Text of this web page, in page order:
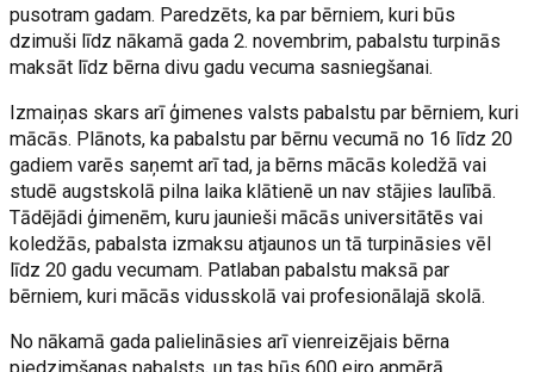
pusotram gadam. Paredzēts, ka par bērniem, kuri būs
dzimuši līdz nākamā gada 2. novembrim, pabalstu turpinās
maksāt līdz bērna divu gadu vecuma sasniegšanai.
Izmaiņas skars arī ģimenes valsts pabalstu par bērniem, kuri
mācās. Plānots, ka pabalstu par bērnu vecumā no 16 līdz 20
gadiem varēs saņemt arī tad, ja bērns mācās koledžā vai
studē augstskolā pilna laika klātienē un nav stājies laulībā.
Tādējādi ģimenēm, kuru jaunieši mācās universitātēs vai
koledžās, pabalsta izmaksu atjaunos un tā turpināsies vēl
līdz 20 gadu vecumam. Patlaban pabalstu maksā par
bērniem, kuri mācās vidusskolā vai profesionālajā skolā.
No nākamā gada palielināsies arī vienreizējais bērna